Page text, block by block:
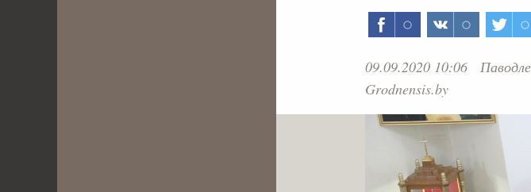
09.09.2020 10:06
Grodnensis.by